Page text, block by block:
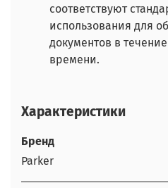
соответствуют
использования для
документов в
времени.
Характеристики
Бренд
Parker